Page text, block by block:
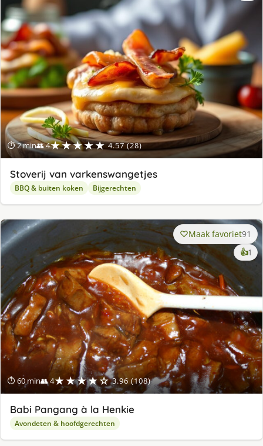
⏱ 2 min👥 4★★★★★ 4.57 (28)
Stoverij van varkenswangetjes
BBQ & buiten koken Bijgerechten
⏱ 60 min👥 4★★★★☆ 3.96 (108)
Maak favoriet91
👍1
Babi Pangang à la Henkie
Avondeten & hoofdgerechten